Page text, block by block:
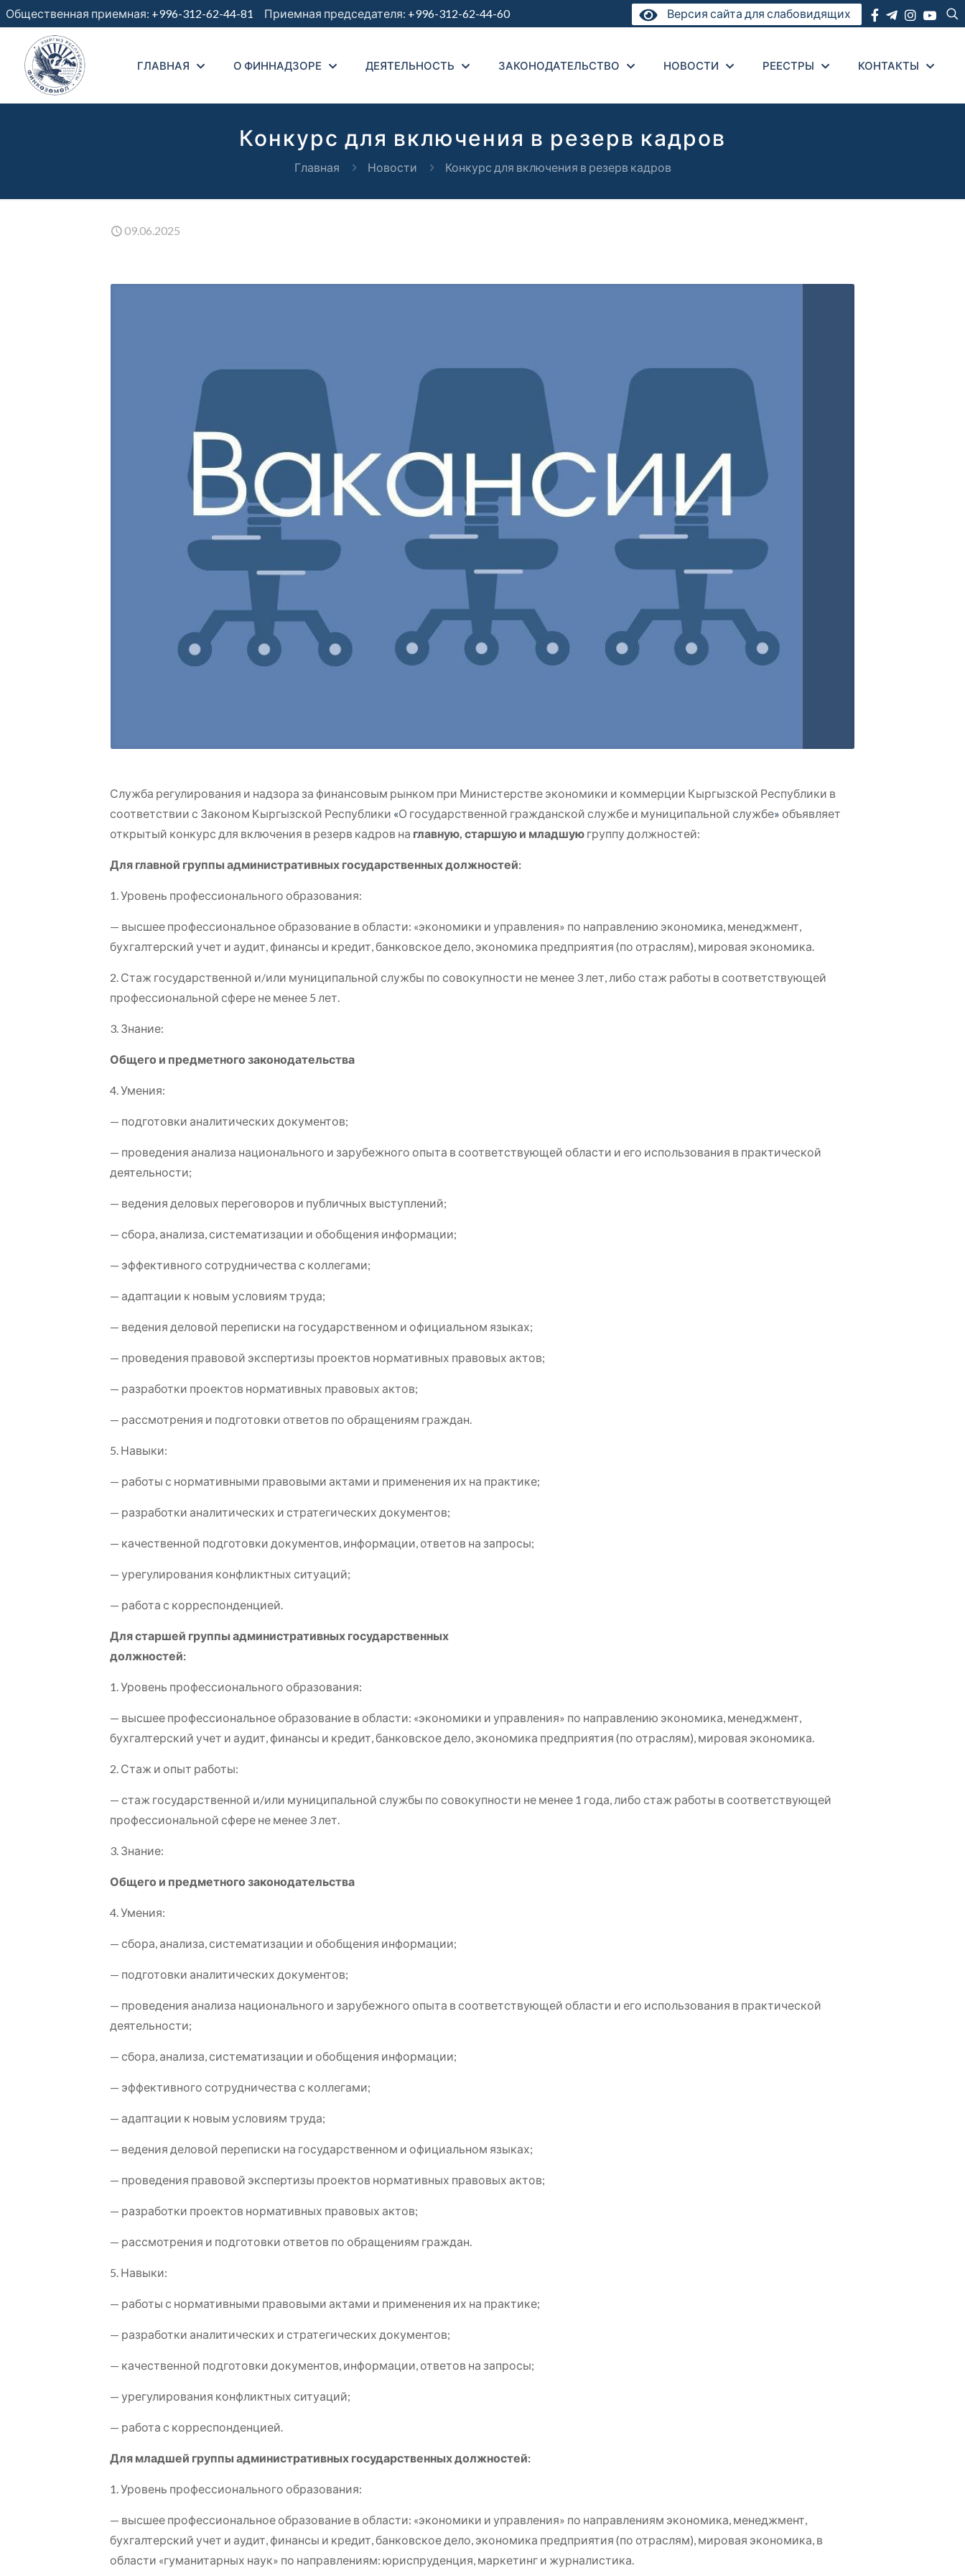
Общественная приемная: +996-312-62-44-81 Приемная председателя: +996-312-62-44-60 Версия сайта для слабовидящих
ГЛАВНАЯ О ФИННАДЗОРЕ ДЕЯТЕЛЬНОСТЬ ЗАКОНОДАТЕЛЬСТВО НОВОСТИ РЕЕСТРЫ КОНТАКТЫ
Конкурс для включения в резерв кадров
Главная Новости Конкурс для включения в резерв кадров
09.06.2025
Служба регулирования и надзора за финансовым рынком при Министерстве экономики и коммерции Кыргызской Республики в
соответствии с Законом Кыргызской Республики «О государственной гражданской службе и муниципальной службе» объявляет
открытый конкурс для включения в резерв кадров на главную, старшую и младшуюгруппу должностей:
Для главной группы административных государственных должностей:
1. Уровень профессионального образования:
— высшее профессиональное образование в области: «экономики и управления» по направлению экономика, менеджмент,
бухгалтерский учет и аудит, финансы и кредит, банковское дело, экономика предприятия (по отраслям), мировая экономика.
2. Стаж государственной и/или муниципальной службы по совокупности не менее 3 лет, либо стаж работы в соответствующей
профессиональной сфере не менее 5 лет.
3. Знание:
Общего и предметного законодательства
4. Умения:
— подготовки аналитических документов;
— проведения анализа национального и зарубежного опыта в соответствующей области и его использования в практической
деятельности;
— ведения деловых переговоров и публичных выступлений;
— сбора, анализа, систематизации и обобщения информации;
— эффективного сотрудничества с коллегами;
— адаптации к новым условиям труда;
— ведения деловой переписки на государственном и официальном языках;
— проведения правовой экспертизы проектов нормативных правовых актов;
— разработки проектов нормативных правовых актов;
— рассмотрения и подготовки ответов по обращениям граждан.
5. Навыки:
— работы с нормативными правовыми актами и применения их на практике;
— разработки аналитических и стратегических документов;
— качественной подготовки документов, информации, ответов на запросы;
— урегулирования конфликтных ситуаций;
— работа с корреспонденцией.
Для старшей группы административных государственных
должностей:
1. Уровень профессионального образования:
— высшее профессиональное образование в области: «экономики и управления» по направлению экономика, менеджмент,
бухгалтерский учет и аудит, финансы и кредит, банковское дело, экономика предприятия (по отраслям), мировая экономика.
2. Стаж и опыт работы:
— стаж государственной и/или муниципальной службы по совокупности не менее 1 года, либо стаж работы в соответствующей
профессиональной сфере не менее 3 лет.
3. Знание:
Общего и предметного законодательства
4. Умения:
— сбора, анализа, систематизации и обобщения информации;
— подготовки аналитических документов;
— проведения анализа национального и зарубежного опыта в соответствующей области и его использования в практической
деятельности;
— сбора, анализа, систематизации и обобщения информации;
— эффективного сотрудничества с коллегами;
— адаптации к новым условиям труда;
— ведения деловой переписки на государственном и официальном языках;
— проведения правовой экспертизы проектов нормативных правовых актов;
— разработки проектов нормативных правовых актов;
— рассмотрения и подготовки ответов по обращениям граждан.
5. Навыки:
— работы с нормативными правовыми актами и применения их на практике;
— разработки аналитических и стратегических документов;
— качественной подготовки документов, информации, ответов на запросы;
— урегулирования конфликтных ситуаций;
— работа с корреспонденцией.
Для младшей группы административных государственных должностей:
1. Уровень профессионального образования:
— высшее профессиональное образование в области: «экономики и управления» по направлениям экономика, менеджмент,
бухгалтерский учет и аудит, финансы и кредит, банковское дело, экономика предприятия (по отраслям), мировая экономика, в
области «гуманитарных наук» по направлениям: юриспруденция, маркетинг и журналистика.